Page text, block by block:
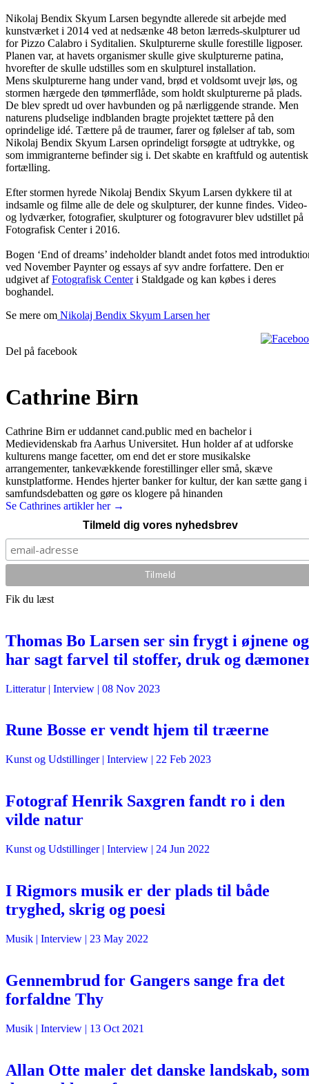
Nikolaj Bendix Skyum Larsen begyndte allerede sit arbejde med
kunstværket i 2014 ved at nedsænke 48 beton lærreds-skulpturer ud
for Pizzo Calabro i Syditalien. Skulpturerne skulle forestille ligposer.
Planen var, at havets organismer skulle give skulpturerne patina,
hvorefter de skulle udstilles som en skulpturel installation.
Mens skulpturerne hang under vand, brød et voldsomt uvejr løs, og
stormen hærgede den tømmerflåde, som holdt skulpturerne på plads.
De blev spredt ud over havbunden og på nærliggende strande. Men
naturens pludselige indblanden bragte projektet tættere på den
oprindelige idé. Tættere på de traumer, farer og følelser af tab, som
Nikolaj Bendix Skyum Larsen oprindeligt forsøgte at udtrykke, og
som immigranterne befinder sig i. Det skabte en kraftfuld og autentisk
fortælling.
Efter stormen hyrede Nikolaj Bendix Skyum Larsen dykkere til at
indsamle og filme alle de dele og skulpturer, der kunne findes. Video-
og lydværker, fotografier, skulpturer og fotogravurer blev udstillet på
Fotografisk Center i 2016.
Bogen ‘End of dreams’ indeholder blandt andet fotos med
ved November Paynter og essays af syv andre forfattere. Den er
udgivet afFotografisk Centeri Staldgade og kan købes i deres
boghandel.
Se mere om Nikolaj Bendix Skyum Larsen her
Del på facebook
Cathrine Birn
Cathrine Birn er uddannet cand.public med en bachelor i
Medievidenskab fra Aarhus Universitet. Hun holder af at udforske
kulturens mange facetter, om end det er store musikalske
arrangementer, tankevækkende forestillinger eller små, skæve
kunstplatforme. Hendes hjerter banker for kultur, der kan sætte gang i
samfundsdebatten og gøre os klogere på hinanden
Se Cathrines artikler her →
Tilmeld dig vores nyhedsbrev
Fik du læst
Thomas Bo Larsen ser sin frygt i øjnene og
har sagt farvel til stoffer, druk og
Litteratur| Interview | 08 Nov 2023
Rune Bosse er vendt hjem til træerne
Kunst og Udstillinger| Interview | 22 Feb 2023
Fotograf Henrik Saxgren fandt ro i den
vilde natur
Kunst og Udstillinger| Interview | 24 Jun 2022
I Rigmors musik er der plads til både
tryghed, skrig og poesi
Musik | Interview | 23 May 2022
Gennembrud for Gangers sange fra det
forfaldne Thy
Musik | Interview | 13 Oct 2021
Allan Otte maler det danske landskab, som